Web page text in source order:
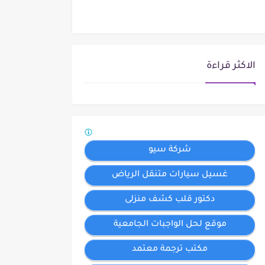
الاكثر قراءة
شركة سيو
غسيل سيارات متنقل الرياض
دكتور قلب كشف منزلى
موقع لحل الواجبات الجامعية
مكتب ترجمة معتمد